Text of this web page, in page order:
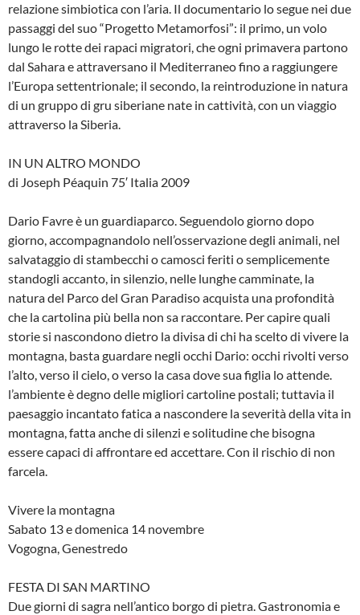
relazione simbiotica con l’aria. Il documentario lo segue nei due
passaggi del suo “Progetto Metamorfosi”: il primo, un volo
lungo le rotte dei rapaci migratori, che ogni primavera partono
dal Sahara e attraversano il Mediterraneo fino a raggiungere
l’Europa settentrionale; il secondo, la reintroduzione in natura
di un gruppo di gru siberiane nate in cattività, con un viaggio
attraverso la Siberia.
IN UN ALTRO MONDO
di Joseph Péaquin 75′ Italia 2009
Dario Favre è un guardiaparco. Seguendolo giorno dopo
giorno, accompagnandolo nell’osservazione degli animali, nel
salvataggio di stambecchi o camosci feriti o semplicemente
standogli accanto, in silenzio, nelle lunghe camminate, la
natura del Parco del Gran Paradiso acquista una profondità
che la cartolina più bella non sa raccontare. Per capire quali
storie si nascondono dietro la divisa di chi ha scelto di vivere la
montagna, basta guardare negli occhi Dario: occhi rivolti verso
l’alto, verso il cielo, o verso la casa dove sua figlia lo attende.
l’ambiente è degno delle migliori cartoline postali; tuttavia il
paesaggio incantato fatica a nascondere la severità della vita in
montagna, fatta anche di silenzi e solitudine che bisogna
essere capaci di affrontare ed accettare. Con il rischio di non
farcela.
Vivere la montagna
Sabato 13 e domenica 14 novembre
Vogogna, Genestredo
FESTA DI SAN MARTINO
Due giorni di sagra nell’antico borgo di pietra. Gastronomia e